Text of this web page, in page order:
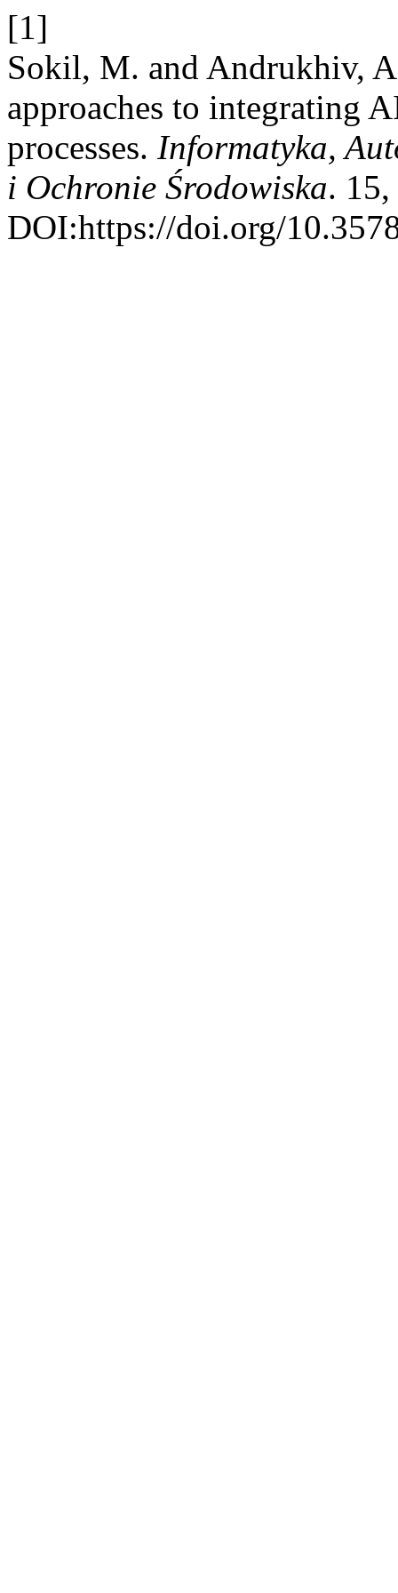
[1]
Sokil, M. and Andrukhiv,
approaches to integrating
processes. Informatyka,
i Ochronie Środowiska.
DOI:https://doi.org/